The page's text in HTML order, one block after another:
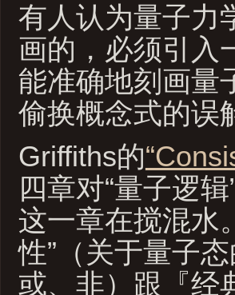
有人认为量子力
画的，必须引入
能准确地刻画量
偷换概念式的误
Griffiths的
四章对“量子逻
这一章在搅混水
性”（关于量子
或、非）跟『经